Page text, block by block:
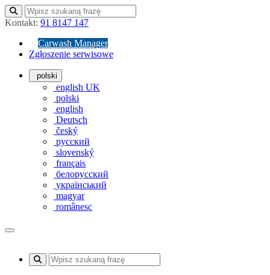
Kontakt: 91 8147 147
Carwash Manager
Zgłoszenie serwisowe
polski
english UK
polski
english
Deutsch
český
русский
slovenský
français
белорусский
український
magyar
românesc